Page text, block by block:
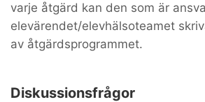
varje åtgärd kan den som är
elevärendet/elevhälsoteamet
av åtgärdsprogrammet.
Diskussionsfrågor